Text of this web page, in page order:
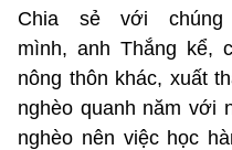
Chia sẻ với
mình, anh Thắng kể,
nông thôn khác, xuất
nghèo quanh năm với
nghèo nên việc học